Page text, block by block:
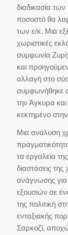
διαδικασία των
ποσοστό θα
των ε/κ. Μια
χωριστικές
συμφωνία
και
αλλαγή στο
συμφωνήθηκε
την Άγκυρα
κεκτημένο στην
Μια ανάλυση
τα εργαλεία
διαστάσεις της
ανάγνωσης για
εξουσιών σε
της πολιτική
ενταξιακής
Σαρκοζί,